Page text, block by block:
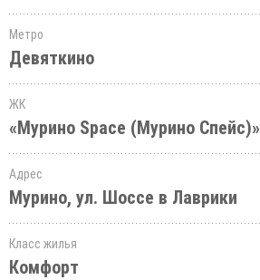
Метро
Девяткино
ЖК
«Мурино Space (Мурино Спейс)»
Адрес
Мурино, ул. Шоссе в Лаврики
Класс жилья
Комфорт